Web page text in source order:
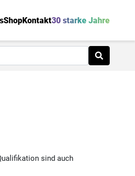
ShopKontakt30 starke Jahre
sind auch